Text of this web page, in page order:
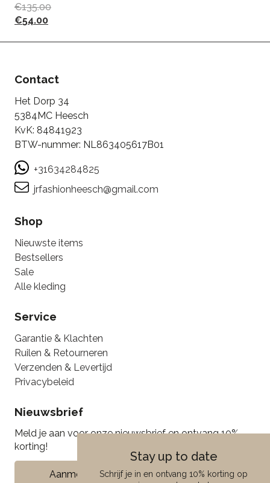
€135.00
€54.00
Stay up to date
Schrijf je in en ontvang 10% korting op
Contact
Het Dorp 34
5384MC Heesch
KvK: 84841923
BTW-nummer: NL863405617B01
+31634284825
jrfashionheesch@gmail.com
Shop
Nieuwste items
Bestsellers
Sale
Alle kleding
Service
Garantie & Klachten
Ruilen & Retourneren
Verzenden & Levertijd
Privacybeleid
Nieuwsbrief
Meld je aan voor onze nieuwsbrief en ontvang 10%
korting!
Aanmelden